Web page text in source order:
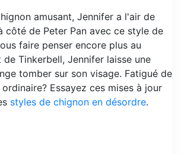
amusant, Jennifer a l'air de
côté de Peter Pan avec ce style de
faire penser encore plus au
Tinkerbell, Jennifer laisse une
tomber sur son visage. Fatigué de
Essayez ces mises à jour
styles de chignon en désordre.